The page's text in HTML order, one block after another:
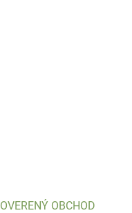
OVERENÝ OBCHOD